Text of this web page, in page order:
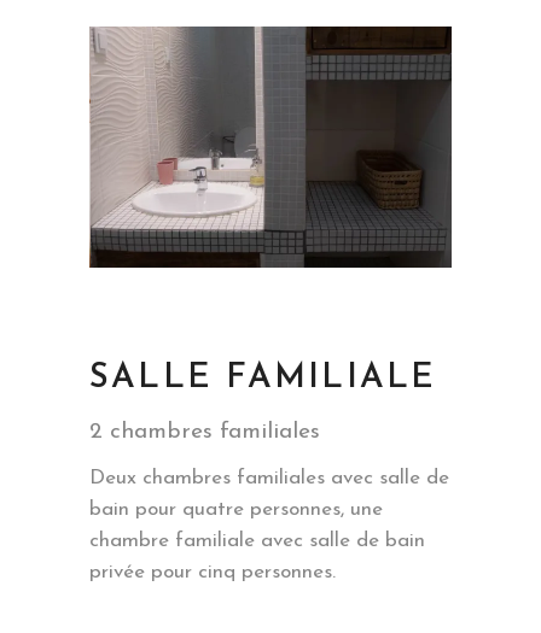
SALLE FAMILIALE
2 chambres familiales
Deux chambres familiales avec salle de
bain pour quatre personnes, une
chambre familiale avec salle de bain
privée pour cinq personnes.